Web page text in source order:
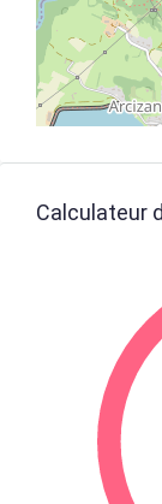
Calculateur